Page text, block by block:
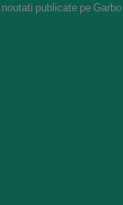
publicate pe Garbo